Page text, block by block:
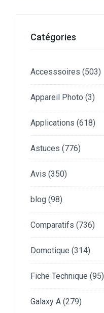
Catégories
Accesssoires (503)
Appareil Photo (3)
Applications (618)
Astuces (776)
Avis (350)
blog (98)
Comparatifs (736)
Domotique (314)
Fiche Technique (95)
Galaxy A (279)